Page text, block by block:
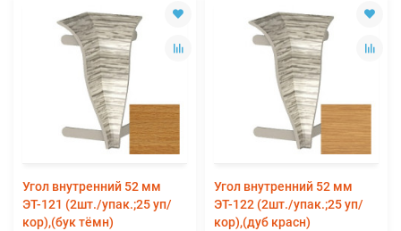
Угол внутренний 52 мм
ЭТ-121 (2шт./упак.;25 уп/
кор),(бук тёмн)
Угол внутренний 52 мм
ЭТ-122 (2шт./упак.;25 уп/
кор),(дуб красн)